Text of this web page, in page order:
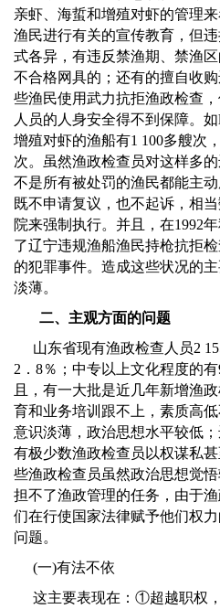
亲虾、海蜇和增殖对虾的管理
渔民进行有关的宣传教育，但
式各异，有违反禁渔期、禁渔
不合格网具的；还有的擅自收
些渔民使用武力抗拒渔政检查
人员的人身安全得不到保障。如
增殖对虾的渔船有1 100多艘次
次。虽然渔政检查员对这样多
不是所有被处罚的渔民都能主
既不申请复议，也不起诉，相
院来强制执行。并且，在1992
了辽宁违规渔船渔民持枪抗拒
的犯罪事件。造成这些状况的
淡薄。
二、主观方面的问题
山东省现有渔政检查人员2
2 ． 8％；中专以上文化程度的有
且，有一大批是近几年新增渔
育和业务培训跟不上，素质高
意识淡薄，政治思想水平较低
有极少数渔政检查员以权谋私
些渔政检查员虽然政治思想觉
担不了渔政管理的任务，由于
们在行使国家法律赋予他们权
问题。
(一)有法不依
这主要表现在： ①超越职权